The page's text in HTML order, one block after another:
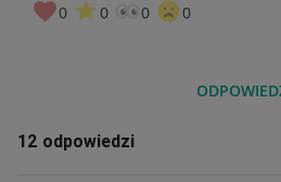
0 0 0 0
12 odpowiedzi